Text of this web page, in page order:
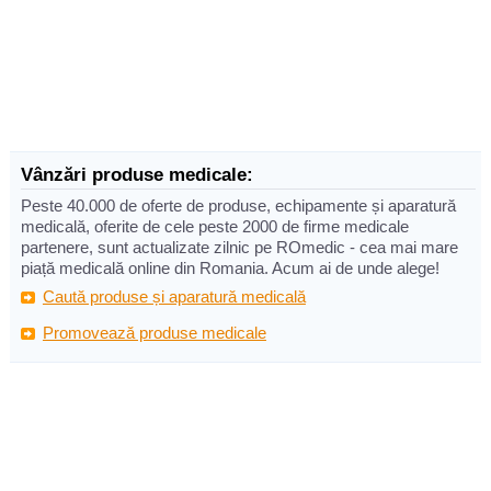
Vânzări produse medicale:
Peste 40.000 de oferte de produse, echipamente și aparatură
medicală, oferite de cele peste 2000 de firme medicale
partenere, sunt actualizate zilnic pe ROmedic - cea mai mare
piață medicală online din Romania. Acum ai de unde alege!
Caută produse și aparatură medicală
Promovează produse medicale